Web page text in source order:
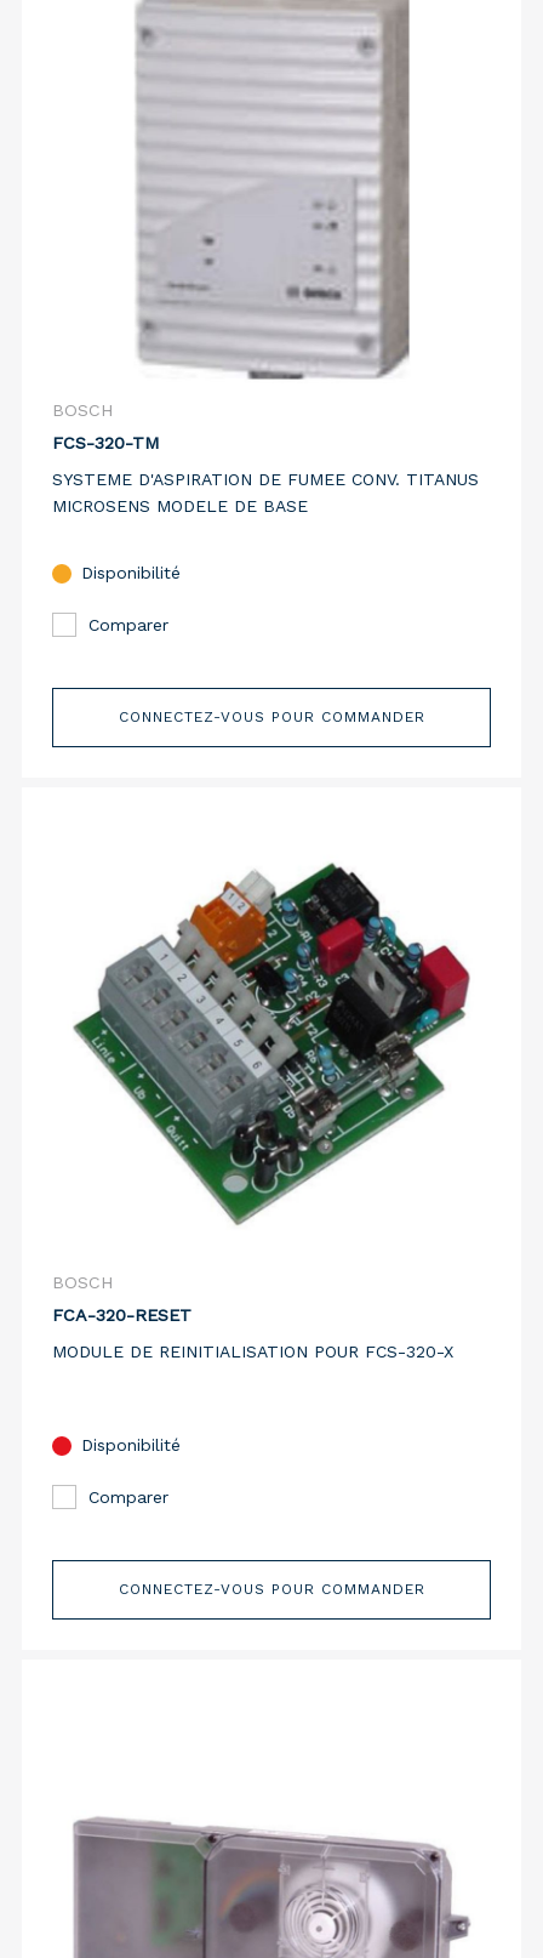
BOSCH
FCS-320-TM
SYSTEME D'ASPIRATION DE FUMEE CONV. TITANUS
MICROSENS MODELE DE BASE
Disponibilité
Comparer
CONNECTEZ-VOUS POUR COMMANDER
BOSCH
FCA-320-RESET
MODULE DE REINITIALISATION POUR FCS-320-X
Disponibilité
Comparer
CONNECTEZ-VOUS POUR COMMANDER